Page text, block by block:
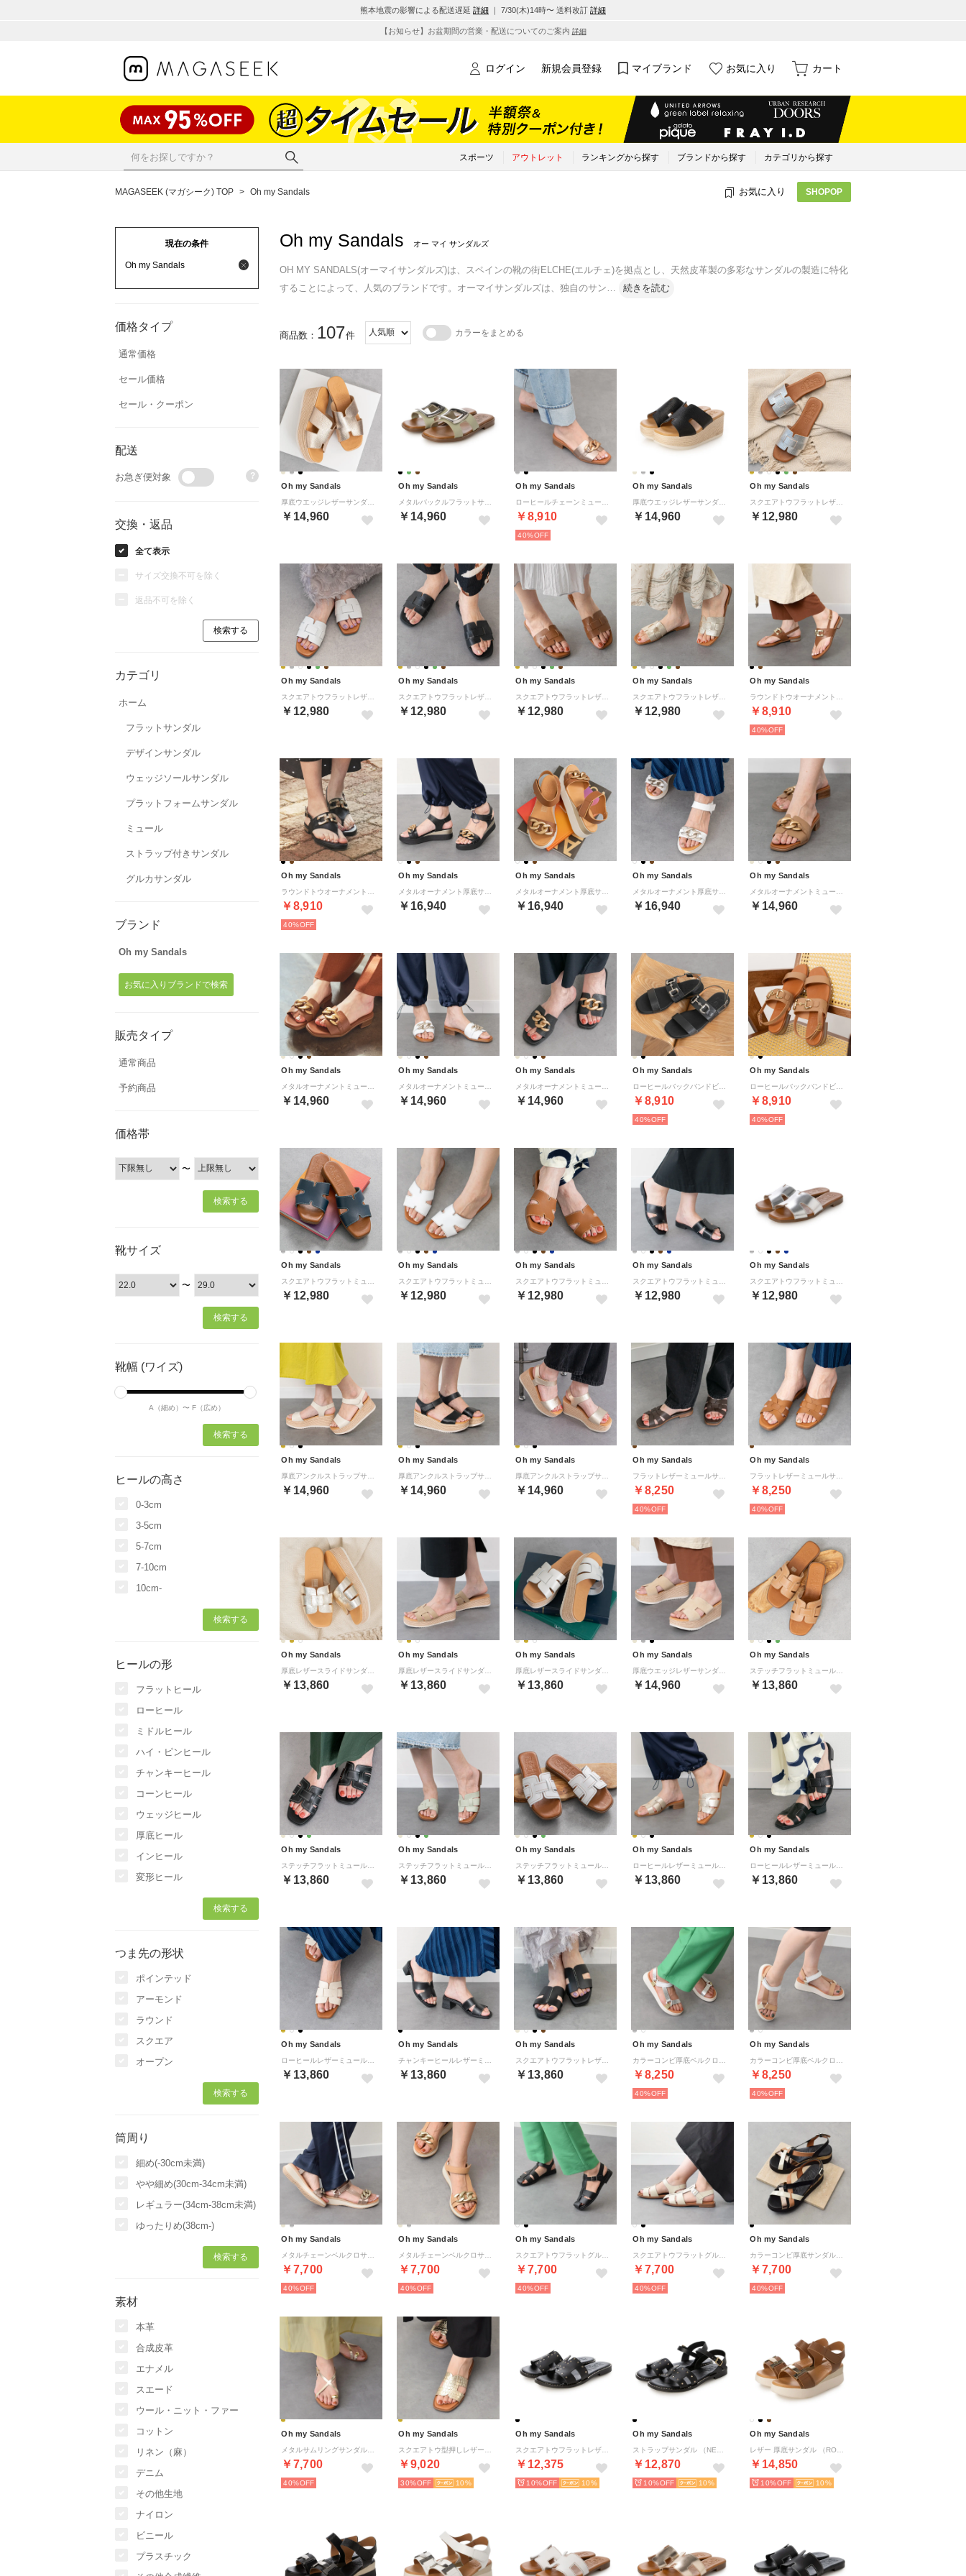
熊本地震の影響による配送遅延 詳細 ｜ 7/30(木)14時〜 送料改訂 詳細
【お知らせ】お盆期間の営業・配送についてのご案内 詳細
ログイン 新規会員登録 マイブランド お気に入り カート
スポーツ アウトレット ランキングから探す ブランドから探す カテゴリから探す
MAGASEEK (マガシーク) TOP > Oh my Sandals お気に入り SHOPOP
現在の条件
Oh my Sandals
価格タイプ
通常価格
セール価格
セール・クーポン
配送
お急ぎ便対象 ?
交換・返品
全て表示
サイズ交換不可を除く
返品不可を除く
カテゴリ
ホーム
フラットサンダル
デザインサンダル
ウェッジソールサンダル
プラットフォームサンダル
ミュール
ストラップ付きサンダル
グルカサンダル
ブランド
Oh my Sandals
お気に入りブランドで検索
販売タイプ
通常商品
予約商品
価格帯
〜
靴サイズ
〜
靴幅 (ワイズ)
A（細め）〜 F（広め）
ヒールの高さ
0-3cm
3-5cm
5-7cm
7-10cm
10cm-
ヒールの形
フラットヒール
ローヒール
ミドルヒール
ハイ・ピンヒール
チャンキーヒール
コーンヒール
ウェッジヒール
厚底ヒール
インヒール
変形ヒール
つま先の形状
ポインテッド
アーモンド
ラウンド
スクエア
オープン
筒周り
細め(-30cm未満)
やや細め(30cm-34cm未満)
レギュラー(34cm-38cm未満)
ゆったりめ(38cm-)
素材
本革
合成皮革
エナメル
スエード
ウール・ニット・ファー
コットン
リネン（麻）
デニム
その他生地
ナイロン
ビニール
プラスチック
Oh my Sandals オー マイ サンダルズ
OH MY SANDALS(オーマイサンダルズ)は、スペインの靴の街ELCHE(エルチェ)を拠点とし、天然皮革製の多彩なサンダルの製造に特化
することによって、人気のブランドです。オーマイサンダルズは、独自のサン
続きを読む
商品数： 107件 カラーをまとめる
Oh my Sandals
￥14,960
Oh my Sandals
￥14,960
Oh my Sandals
￥8,910
40%
Oh my Sandals
￥14,960
Oh my Sandals
￥12,980
Oh my Sandals
￥12,980
Oh my Sandals
￥12,980
Oh my Sandals
￥12,980
Oh my Sandals
￥12,980
Oh my Sandals
￥8,910
40%
Oh my Sandals
￥8,910
40%
Oh my Sandals
￥16,940
Oh my Sandals
￥16,940
Oh my Sandals
￥16,940
Oh my Sandals
￥14,960
Oh my Sandals
￥14,960
Oh my Sandals
￥14,960
Oh my Sandals
￥14,960
Oh my Sandals
￥8,910
40%
Oh my Sandals
￥8,910
40%
Oh my Sandals
￥12,980
Oh my Sandals
￥12,980
Oh my Sandals
￥12,980
Oh my Sandals
￥12,980
Oh my Sandals
￥12,980
Oh my Sandals
￥14,960
Oh my Sandals
￥14,960
Oh my Sandals
￥14,960
Oh my Sandals
￥8,250
40%
Oh my Sandals
￥8,250
40%
Oh my Sandals
￥13,860
Oh my Sandals
￥13,860
Oh my Sandals
￥13,860
Oh my Sandals
￥14,960
Oh my Sandals
￥13,860
Oh my Sandals
￥13,860
Oh my Sandals
￥13,860
Oh my Sandals
￥13,860
Oh my Sandals
￥13,860
Oh my Sandals
￥13,860
Oh my Sandals
￥13,860
Oh my Sandals
￥13,860
Oh my Sandals
￥13,860
Oh my Sandals
￥8,250
40%
Oh my Sandals
￥8,250
40%
Oh my Sandals
￥7,700
40%
Oh my Sandals
￥7,700
40%
Oh my Sandals
￥7,700
40%
Oh my Sandals
￥7,700
40%
Oh my Sandals
￥7,700
40%
Oh my Sandals
￥7,700
40%
Oh my Sandals
￥9,020
30% 10
Oh my Sandals
￥12,375
10% 10
Oh my Sandals
￥12,870
10% 10
Oh my Sandals
￥14,850
10% 10